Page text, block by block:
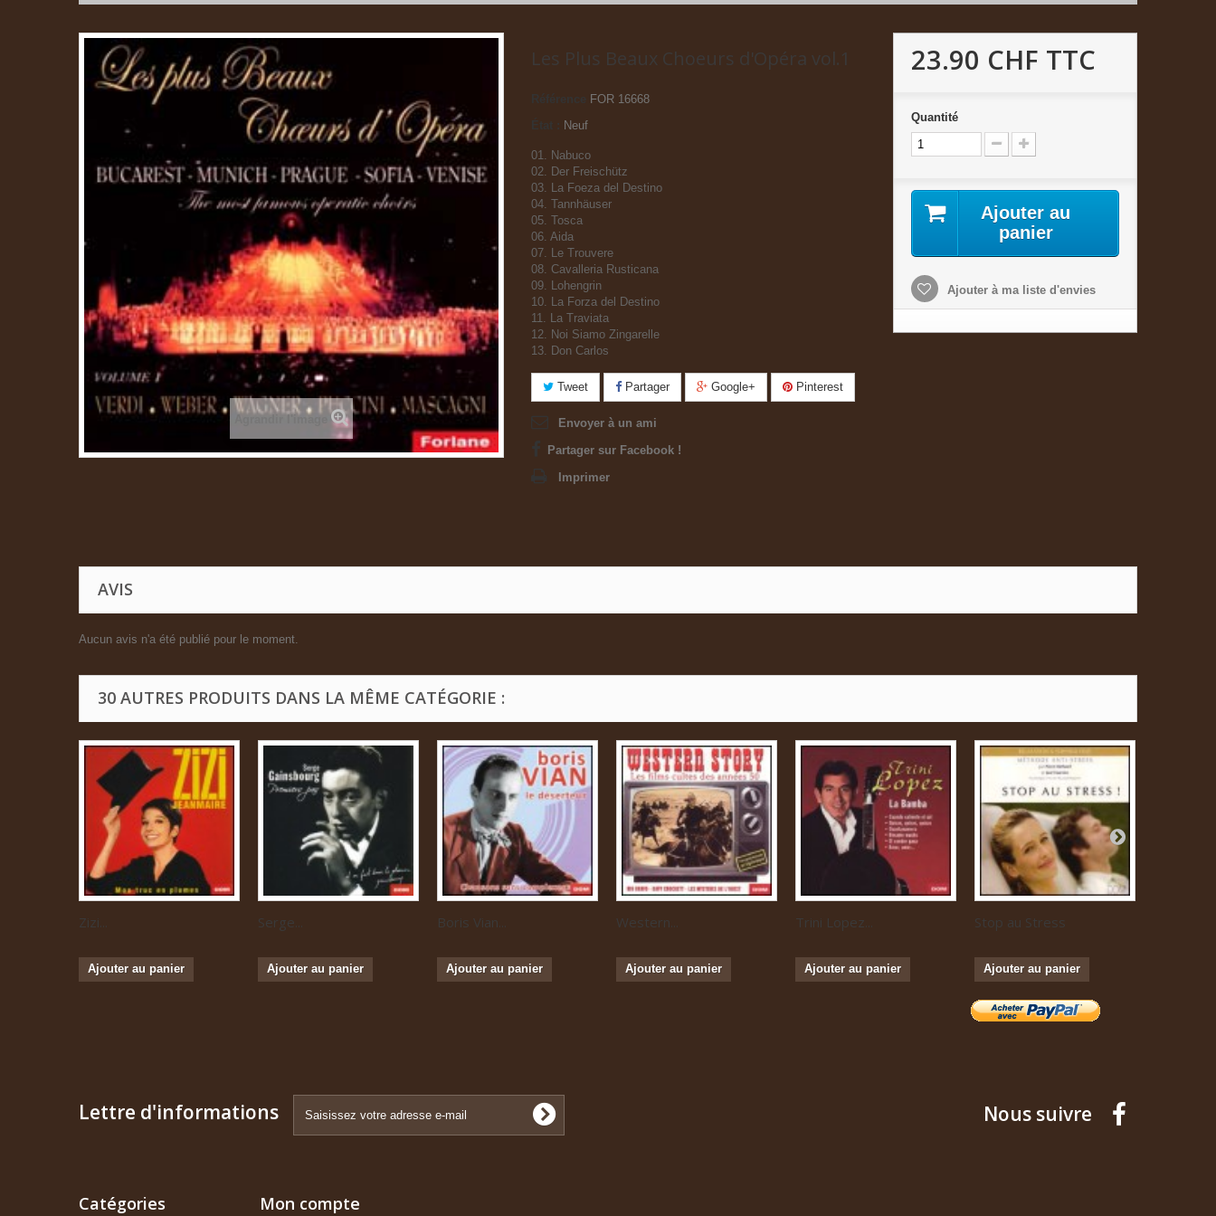
Agrandir l'image
Les Plus Beaux Choeurs d'Opéra vol.1
Référence
FOR 16668
Neuf
01. Nabuco
02. Der Freischütz
03. La Foeza del Destino
04. Tannhäuser
05. Tosca
06. Aida
07. Le Trouvere
08. Cavalleria Rusticana
09. Lohengrin
10. La Forza del Destino
11. La Traviata
12. Noi Siamo Zingarelle
13. Don Carlos
Tweet Partager Google+ Pinterest
Envoyer à un ami
Partager sur Facebook !
Imprimer
23.90 CHF TTC
Quantité
Ajouter au
panier
Ajouter à ma liste d'envies
AVIS
Aucun avis n'a été publié pour le moment.
30 AUTRES PRODUITS DANS LA MÊME CATÉGORIE :
Zizi...
Ajouter au panier
Serge...
Ajouter au panier
Boris Vian...
Ajouter au panier
Western...
Ajouter au panier
Trini Lopez...
Ajouter au panier
Stop au Stress
Ajouter au panier
Lettre d'informations Nous suivre
Catégories Mon compte